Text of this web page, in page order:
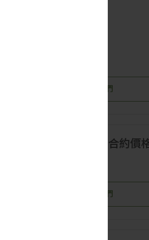
聯絡我們
NAND Flash Wafer合約價
聯絡我們